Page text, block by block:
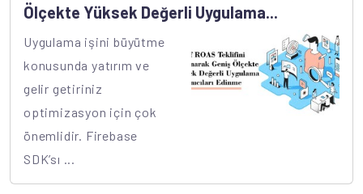
Ölçekte Yüksek Değerli Uygulama...
Uygulama işini büyütme
konusunda yatırım ve
gelir getiriniz
optimizasyon için çok
önemlidir. Firebase
SDK’sı ...